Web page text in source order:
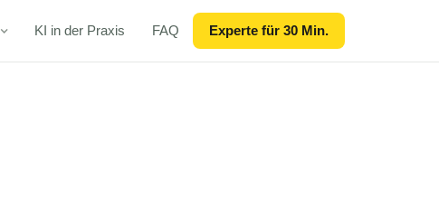
KI in der Praxis FAQ Experte für 30 Min.